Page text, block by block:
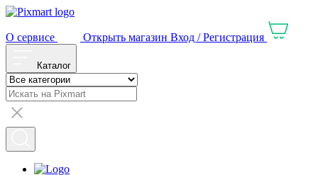
О сервисе Открыть магазин Вход / Регистрация
Каталог